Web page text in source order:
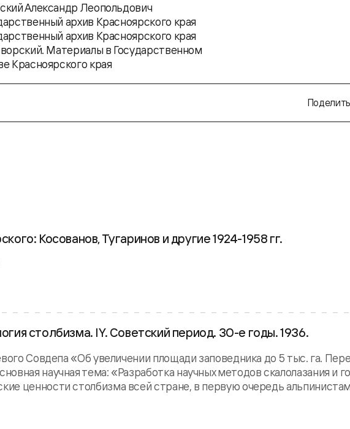
Александр Леопольдович
архив Красноярского края
архив Красноярского края
Материалы в Государственном
Красноярского края
Косованов, Тугаринов и другие 1924-1958 гг.
столбизма. IY. Советский период. 30-е годы. 1936.
Совдепа «Об увеличении площади заповедника до 5 тыс. га.
научная тема: «Разработка научных методов скалолазания и
ценности столбизма всей стране, в первую очередь